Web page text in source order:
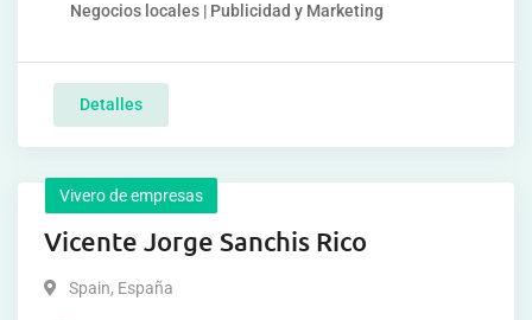
Negocios locales | Publicidad y Marketing
Detalles
Vivero de empresas
Vicente Jorge Sanchis Rico
Spain, España